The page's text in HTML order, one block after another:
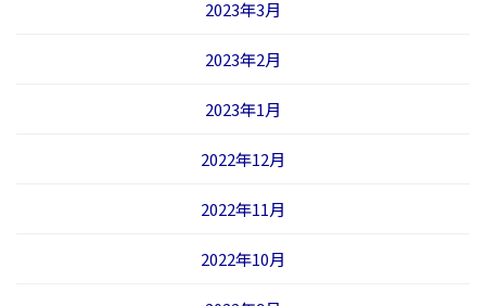
2023年3月
2023年2月
2023年1月
2022年12月
2022年11月
2022年10月